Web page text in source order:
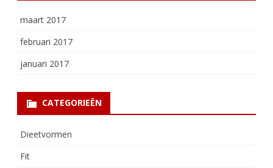
maart 2017
februari 2017
januari 2017
CATEGORIEËN
Dieetvormen
Fit